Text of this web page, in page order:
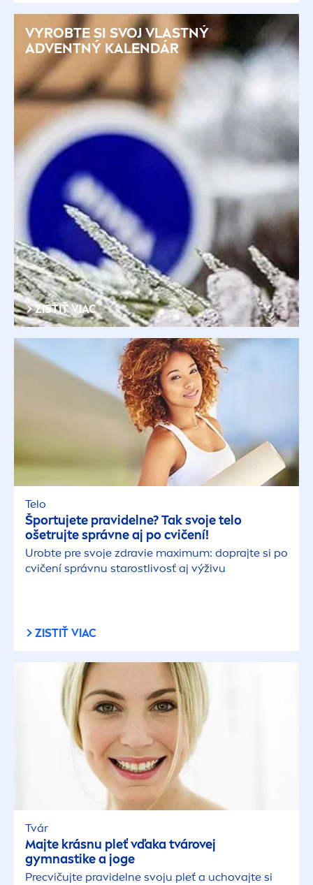
VYROBTE SI SVOJ VLASTNÝ
ADVENTNÝ KALENDÁR
ZISTIŤ VIAC
Telo
Športujete pravidelne? Tak svoje telo
ošetrujte správne aj po cvičení!
Urobte pre svoje zdravie maximum: doprajte si po
cvičení správnu starostlivosť aj výživu
ZISTIŤ VIAC
Tvár
Majte krásnu pleť vďaka tvárovej
gymnastike a joge
Precvičujte pravidelne svoju pleť a uchovajte si